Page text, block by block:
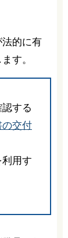
法的に有
す。
する
交付
利用す